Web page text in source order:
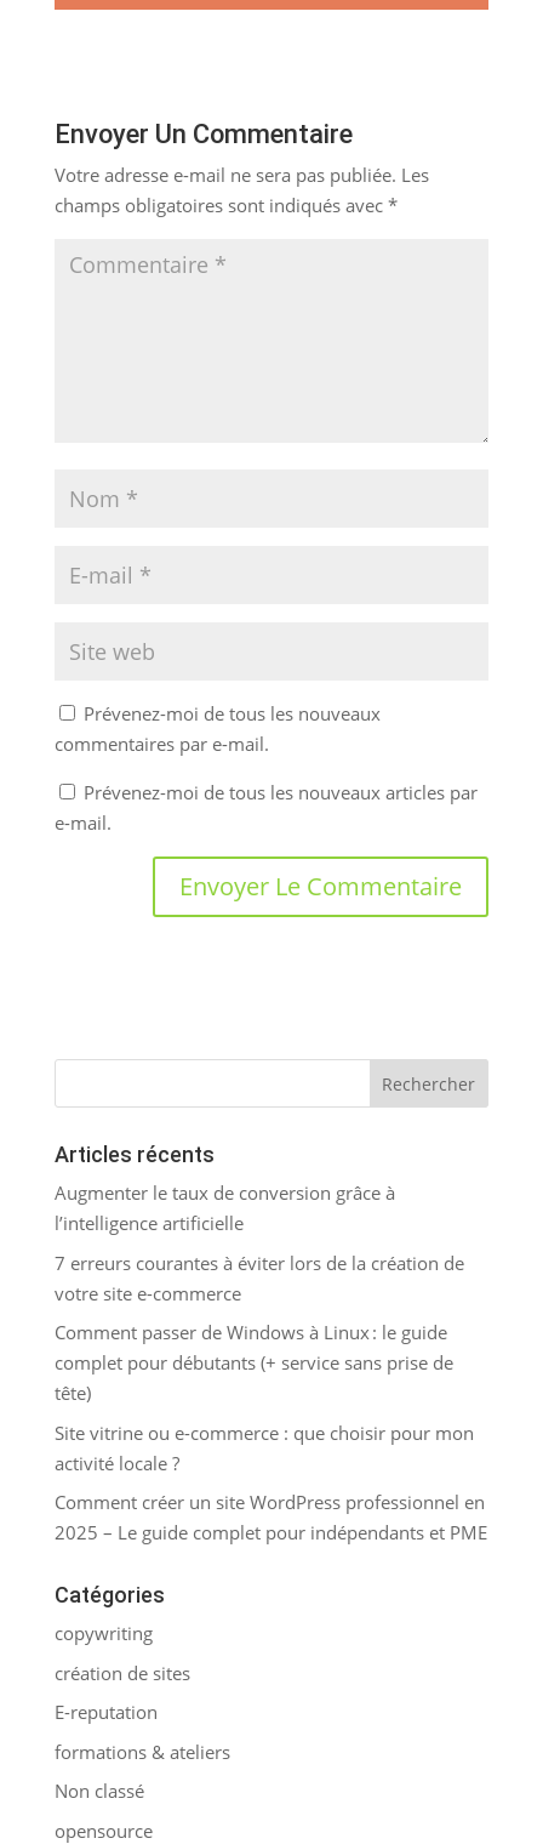
Envoyer Un Commentaire
Votre adresse e-mail ne sera pas publiée. Les
champs obligatoires sont indiqués avec *
Prévenez-moi de tous les nouveaux
commentaires par e-mail.
Prévenez-moi de tous les nouveaux articles par
e-mail.
Articles récents
Augmenter le taux de conversion grâce à
l’intelligence artificielle
7 erreurs courantes à éviter lors de la création de
votre site e-commerce
Comment passer de Windows à Linux : le guide
complet pour débutants (+ service sans prise de
tête)
Site vitrine ou e-commerce : que choisir pour mon
activité locale ?
Comment créer un site WordPress professionnel en
2025 – Le guide complet pour indépendants et PME
Catégories
copywriting
création de sites
E-reputation
formations & ateliers
Non classé
opensource